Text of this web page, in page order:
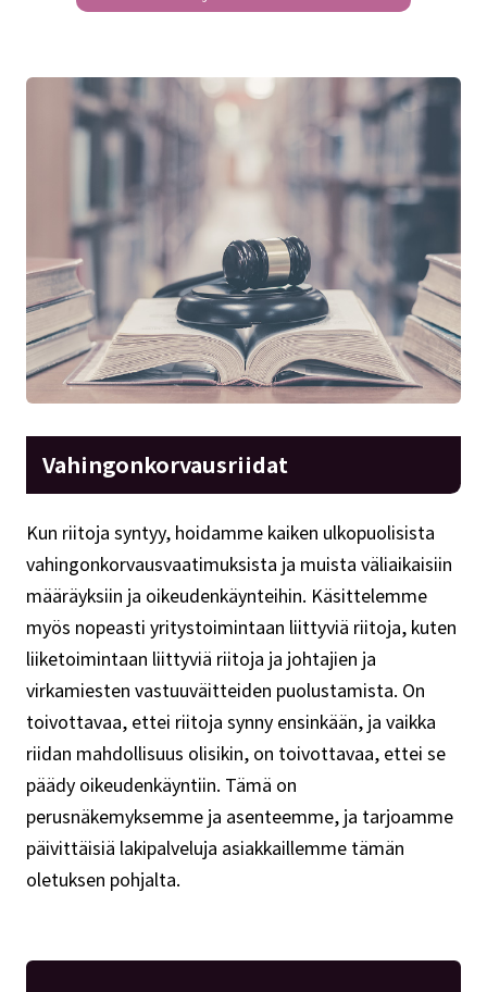
Vahingonkorvausriidat
Kun riitoja syntyy, hoidamme kaiken ulkopuolisista
vahingonkorvausvaatimuksista ja muista väliaikaisiin
määräyksiin ja oikeudenkäynteihin. Käsittelemme
myös nopeasti yritystoimintaan liittyviä riitoja, kuten
liiketoimintaan liittyviä riitoja ja johtajien ja
virkamiesten vastuuväitteiden puolustamista. On
toivottavaa, ettei riitoja synny ensinkään, ja vaikka
riidan mahdollisuus olisikin, on toivottavaa, ettei se
päädy oikeudenkäyntiin. Tämä on
perusnäkemyksemme ja asenteemme, ja tarjoamme
päivittäisiä lakipalveluja asiakkaillemme tämän
oletuksen pohjalta.